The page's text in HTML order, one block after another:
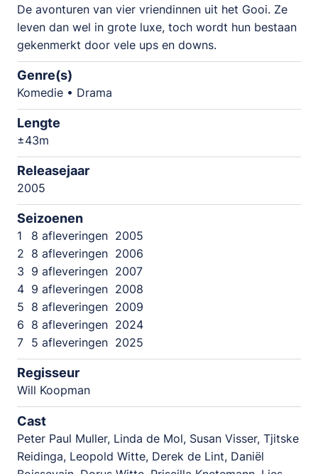
De avonturen van vier vriendinnen uit het Gooi. Ze
leven dan wel in grote luxe, toch wordt hun bestaan
gekenmerkt door vele ups en downs.
Genre(s)
Komedie • Drama
Lengte
±43m
Releasejaar
2005
Seizoenen
1 8 afleveringen 2005
2 8 afleveringen 2006
3 9 afleveringen 2007
4 9 afleveringen 2008
5 8 afleveringen 2009
6 8 afleveringen 2024
7 5 afleveringen 2025
Regisseur
Will Koopman
Cast
Peter Paul Muller, Linda de Mol, Susan Visser, Tjitske
Reidinga, Leopold Witte, Derek de Lint, Daniël